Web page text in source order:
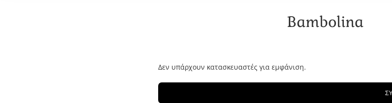
Bambolina
Δεν υπάρχουν κατασκευαστές για εμφάνιση.